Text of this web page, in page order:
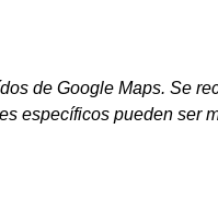
de Google Maps. Se
específicos pueden ser